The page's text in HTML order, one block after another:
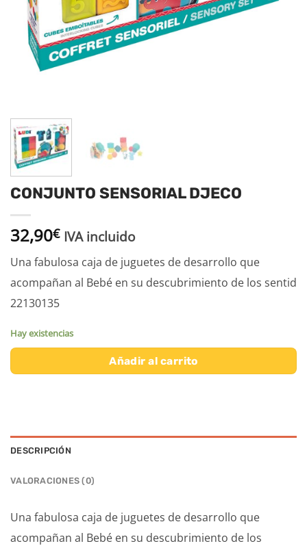
CONJUNTO SENSORIAL DJECO
32,90€ IVA incluido
Una fabulosa caja de juguetes de desarrollo que
acompañan al Bebé en su descubrimiento de los sentid
22130135
Hay existencias
Añadir al carrito
DESCRIPCIÓN
VALORACIONES (0)
Una fabulosa caja de juguetes de desarrollo que
acompañan al Bebé en su descubrimiento de los